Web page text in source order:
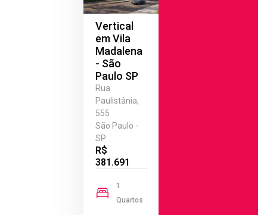
Vertical
em Vila
Madalena
- São
Paulo SP
Rua
Paulistânia,
555
São Paulo -
SP
R$
381.691
1
Quartos